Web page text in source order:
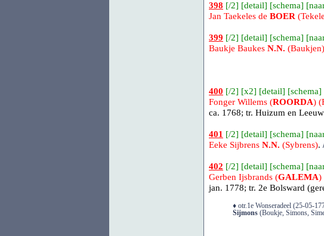
398 [/2] [detail] [schema] [
Jan Taekeles de BOER
399 [/2] [detail] [schema] [
Baukje Baukes N.N. (Baukjen)
400 [/2] [x2] [detail] [schema]
Fonger Willems (ROORDA)
ca. 1768; tr. Huizum en
401 [/2] [detail] [schema] [
Eeke Sijbrens N.N. (Sybrens).
402 [/2] [detail] [schema] [
Gerben Ijsbrands (GALEMA)
jan. 1778; tr. 2e Bolsward
♦ otr.1e Wonseradeel (25-05-
Sijmons (Boukje, Simons,